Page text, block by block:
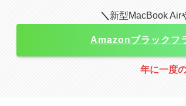
＼ 新型MacBook Air
Amazonブラックフ
年に一度